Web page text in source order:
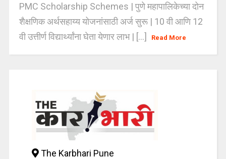
PMC Scholarship Schemes | पुणे महापालिकेच्या दोन
शैक्षणिक अर्थसहाय्य योजनांसाठी अर्ज सुरू | 10 वी आणि 12
वी उत्तीर्ण विद्यार्थ्यांना घेता येणार लाभ | [...]
Read More
The Karbhari Pune